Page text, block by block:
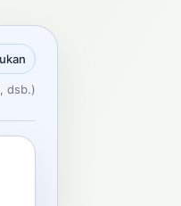
dsb.)